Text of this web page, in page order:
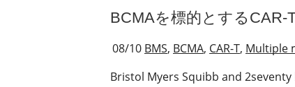
BCMAを標的とするCAR-
08/10 BMS, BCMA, CAR-T, Multiple
Bristol Myers Squibb and